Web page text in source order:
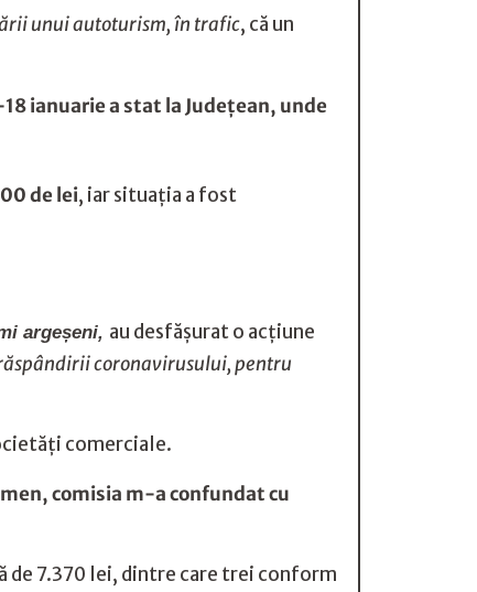
unui autoturism, în trafic, că un
ianuarie a stat la Judeţean, unde
de lei, iar situaţia a fost
argeșeni, au desfășurat o acțiune
coronavirusului, pentru
comerciale.
comisia m-a confundat cu
de 7.370 lei, dintre care trei conform